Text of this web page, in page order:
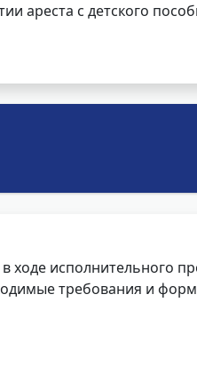
ареста с детского
ходе исполнительного
требования и